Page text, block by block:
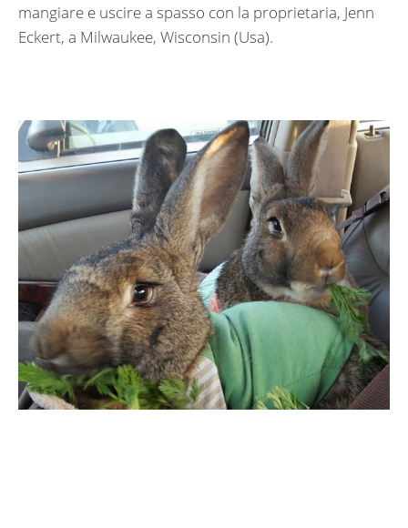
mangiare e uscire a spasso con la proprietaria, Jenn
Eckert, a Milwaukee, Wisconsin (Usa).